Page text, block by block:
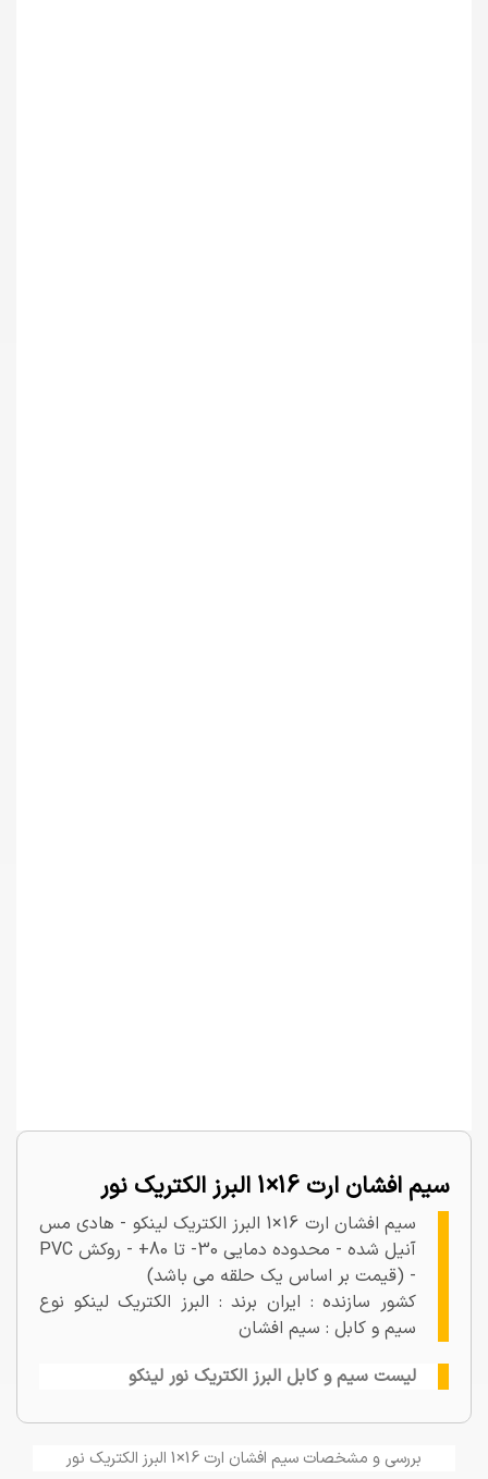
سیم افشان ارت 16×1 البرز الکتریک نور
سیم افشان ارت 16×1 البرز الکتریک لینکو - هادی مس
آنیل شده - محدوده دمایی 30- تا 80+ - روکش PVC
- (قیمت بر اساس یک حلقه می باشد)
کشور سازنده : ایران برند : البرز الکتریک لینکو نوع
سیم و کابل : سیم افشان
لیست سیم و کابل البرز الکتریک نور لینکو
بررسی و مشخصات سیم افشان ارت 16×1 البرز الکتریک نور